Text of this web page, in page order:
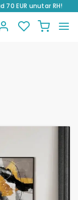
EUR unutar RH!